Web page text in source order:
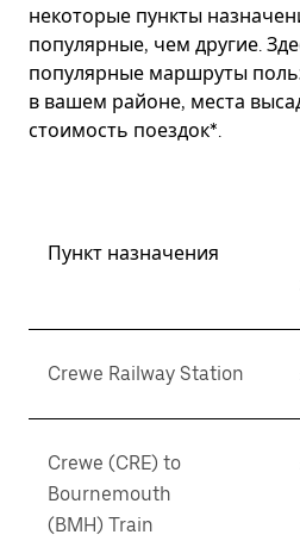
некоторые пункты
популярные, чем другие.
популярные маршруты
в вашем районе, места
стоимость поездок*.
Пункт назначения
Crewe Railway Station
Crewe (CRE) to
Bournemouth
(BMH) Train